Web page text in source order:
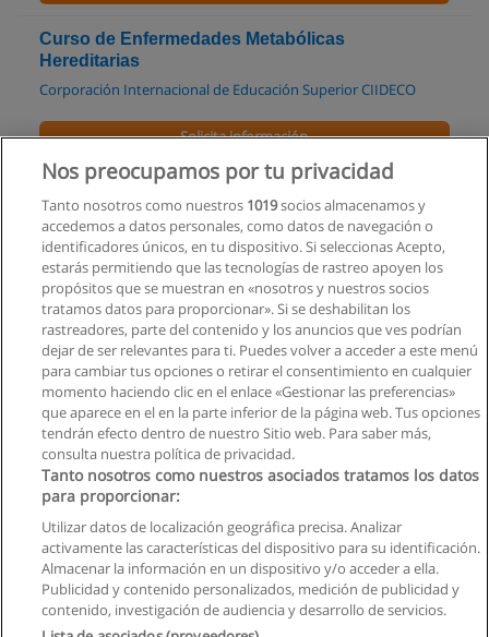
Curso de Enfermedades Metabólicas
Hereditarias
Corporación Internacional de Educación Superior CIIDECO
Solicita información
Maestría en Administración gerencial Hospitalaria
Escuela Politécnica del Ejército
Solicita información
Carrera de Enfermeria
Pontificia Universidad Católica del Ecuador
Solicita información
Privacidad de datos
Contactar con Educaedu
Nos preocupamos por tu privacidad
Tanto nosotros como nuestros 1019socios almacenamos y
accedemos a datos personales, como datos de navegación o
identificadores únicos, en tu dispositivo. Si seleccionas Acepto,
estarás permitiendo que las tecnologías de rastreo apoyen los
propósitos que se muestran en «nosotros y nuestros socios
tratamos datos para proporcionar». Si se deshabilitan los
rastreadores, parte del contenido y los anuncios que ves podrían
dejar de ser relevantes para ti. Puedes volver a acceder a este menú
para cambiar tus opciones o retirar el consentimiento en cualquier
momento haciendo clic en el enlace «Gestionar las preferencias»
que aparece en el en la parte inferior de la página web. Tus opciones
tendrán efecto dentro de nuestro Sitio web. Para saber más,
consulta nuestra política de privacidad.
Tanto nosotros como nuestros asociados tratamos los datos
para proporcionar:
Utilizar datos de localización geográfica precisa. Analizar
activamente las características del dispositivo para su identificación.
Almacenar la información en un dispositivo y/o acceder a ella.
Publicidad y contenido personalizados, medición de publicidad y
contenido, investigación de audiencia y desarrollo de servicios.